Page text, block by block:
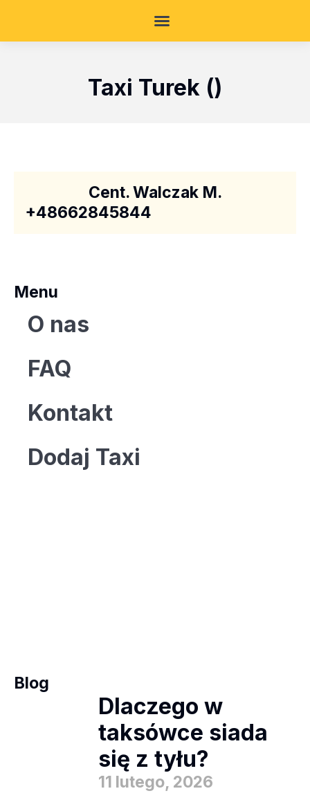
Taxi Turek ()
Cent. Walczak M.
+48662845844
Menu
O nas
FAQ
Kontakt
Dodaj Taxi
Blog
Dlaczego w
taksówce siada
się z tyłu?
11 lutego, 2026